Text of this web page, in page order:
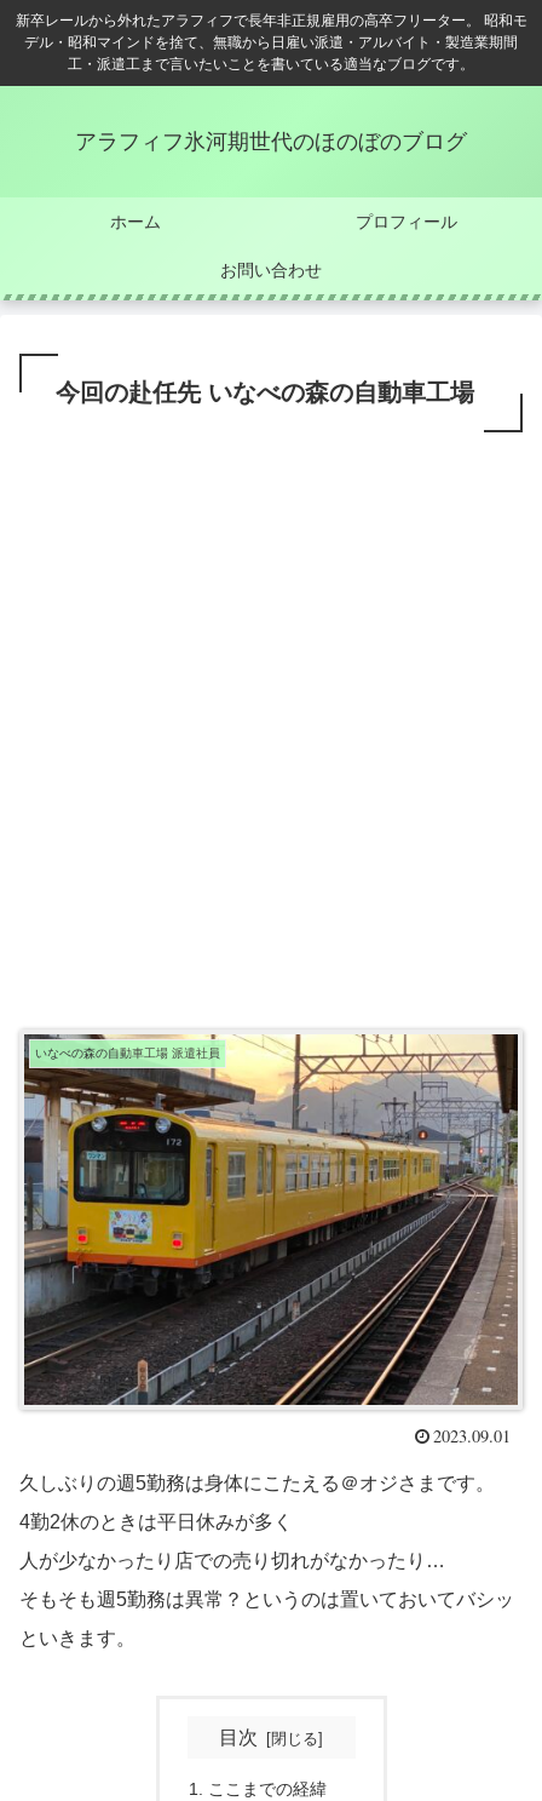
新卒レールから外れたアラフィフで長年非正規雇用の高卒フリーター。 昭和モ
デル・昭和マインドを捨て、無職から日雇い派遣・アルバイト・製造業期間
工・派遣工まで言いたいことを書いている適当なブログです。
アラフィフ氷河期世代のほのぼのブログ
ホーム プロフィール
お問い合わせ
今回の赴任先 いなべの森の自動車工場
いなべの森の自動車工場 派遣社員
2023.09.01
久しぶりの週5勤務は身体にこたえる＠オジさまです。
4勤2休のときは平日休みが多く
人が少なかったり店での売り切れがなかったり…
そもそも週5勤務は異常？というのは置いておいてバシッ
といきます。
目次
ここまでの経緯